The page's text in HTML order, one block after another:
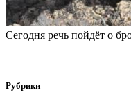
Сегодня речь пойдёт о
Рубрики